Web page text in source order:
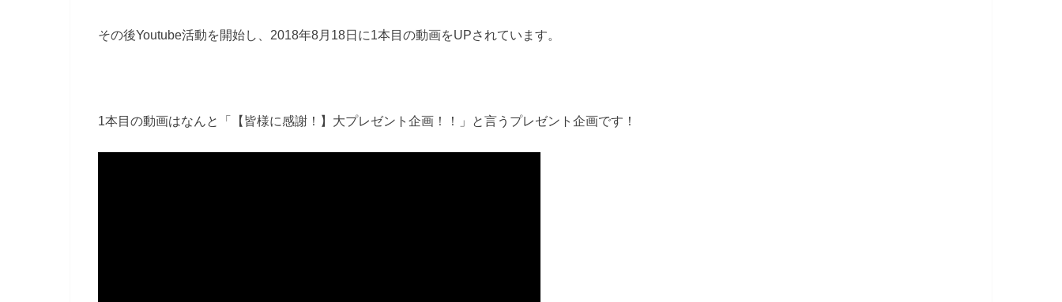
その後Youtube活動を開始し、2018年8月18日に1本目の動画をUPされています。
1本目の動画はなんと「【皆様に感謝！】大プレゼント企画！！」と言うプレゼント企画です！